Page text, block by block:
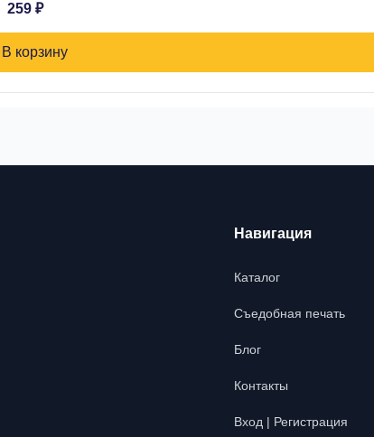
259 ₽
В корзину
Навигация
Каталог
Съедобная печать
Блог
Контакты
Вход | Регистрация